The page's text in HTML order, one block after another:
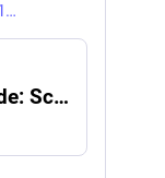
Weltwetterbehörde: Schon bald neuer Temperaturrekord erwartet